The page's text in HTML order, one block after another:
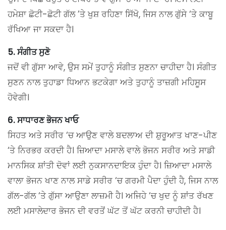
ਹਮੇਸ਼ਾ ਛੋਟੀ-ਛੋਟੀ ਗੱਲ ’ਤੇ ਖੁਸ਼ ਰਹਿਣਾ ਸਿੱਖੋ, ਜਿਸ ਨਾਲ ਗੁੱਸੇ ‘ਤੇ ਕਾਬੂ
ਰੱਖਿਆ ਜਾ ਸਕਦਾ ਹੈ।
5. ਸੰਗੀਤ ਸੁਣੋ
ਜਦੋਂ ਵੀ ਗੁੱਸਾ ਆਵੇ, ਉਸ ਸਮੇਂ ਤੁਹਾਨੂੰ ਸੰਗੀਤ ਸੁਣਨਾ ਚਾਹੀਦਾ ਹੈ। ਸੰਗੀਤ
ਸੁਣਨ ਨਾਲ ਤੁਹਾਡਾ ਧਿਆਨ ਭਟਕੇਗਾ ਅਤੇ ਤੁਹਾਨੂੰ ਤਾਜ਼ਗੀ ਮਹਿਸੂਸ
ਹੋਵੇਗੀ।
6. ਸਾਧਾਰਣ ਭੋਜਨ ਖਾਓ
ਸਿਹਤ ਅਤੇ ਸਰੀਰ ‘ਚ ਆਉਣ ਵਾਲੇ ਬਦਲਾਅ ਦੀ ਸ਼ੁਰੂਆਤ ਖਾਣ-ਪੀਣ
‘ਤੇ ਨਿਰਭਰ ਕਰਦੀ ਹੈ। ਜ਼ਿਆਦਾ ਮਸਾਲੇ ਵਾਲੇ ਭੋਜਨ ਸਰੀਰ ਅਤੇ ਸਾਡੀ
ਮਾਨਸਿਕ ਸ਼ਾਂਤੀ ਦੋਵਾਂ ਲਈ ਨੁਕਸਾਨਦਾਇਕ ਹੁੰਦਾ ਹੈ। ਜ਼ਿਆਦਾ ਮਸਾਲੇ
ਵਾਲਾ ਭੋਜਨ ਖਾਣ ਨਾਲ ਸਾਡੇ ਸਰੀਰ ‘ਚ ਗਰਮੀ ਪੈਦਾ ਹੁੰਦੀ ਹੈ, ਜਿਸ ਨਾਲ
ਗੱਲ-ਗੱਲ ‘ਤੇ ਗੁੱਸਾ ਆਉਣਾ ਲਾਜ਼ਮੀ ਹੈ। ਅਜਿਹੇ ‘ਚ ਖੁਦ ਨੂੰ ਸ਼ਾਂਤ ਰੱਖਣ
ਲਈ ਮਸਾਲੇਦਾਰ ਭੋਜਨ ਦੀ ਵਰਤੋਂ ਘੱਟ ਤੋਂ ਘੱਟ ਕਰਨੀ ਚਾਹੀਦੀ ਹੈ।